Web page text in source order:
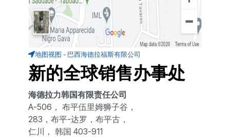
地图视图 - 巴西海德拉福斯有限公司
新的全球销售办事处
海德拉力韩国有限责任公司
A-506， 布平伍里姆狮子谷，
283，布平-达罗，布平古，
仁川， 韩国 403-911